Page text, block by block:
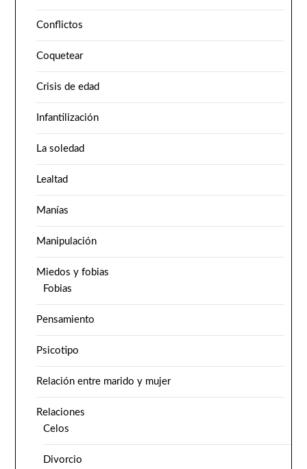
Conflictos
Coquetear
Crisis de edad
Infantilización
La soledad
Lealtad
Manías
Manipulación
Miedos y fobias
Fobias
Pensamiento
Psicotipo
Relación entre marido y mujer
Relaciones
Celos
Divorcio